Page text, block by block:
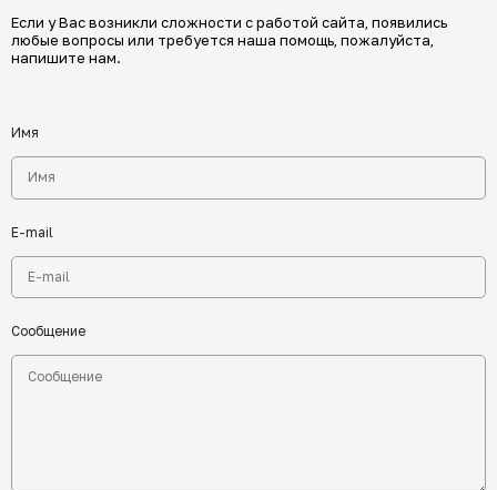
Если у Вас возникли сложности с работой сайта, появились
любые вопросы или требуется наша помощь, пожалуйста,
напишите нам.
Имя
E-mail
Сообщение